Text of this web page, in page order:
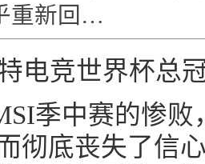
重新回…
电竞世界杯总
季中赛的惨
彻底丧失了信